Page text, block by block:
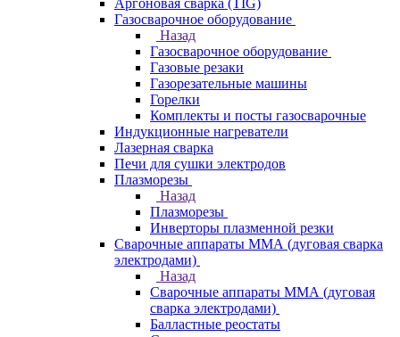
Аргоновая сварка (TIG)
Газосварочное оборудование
Назад
Газосварочное оборудование
Газовые резаки
Газорезательные машины
Горелки
Комплекты и посты газосварочные
Индукционные нагреватели
Лазерная сварка
Печи для сушки электродов
Плазморезы
Назад
Плазморезы
Инверторы плазменной резки
Сварочные аппараты ММА (дуговая сварка
электродами)
Назад
Сварочные аппараты ММА (дуговая
сварка электродами)
Балластные реостаты